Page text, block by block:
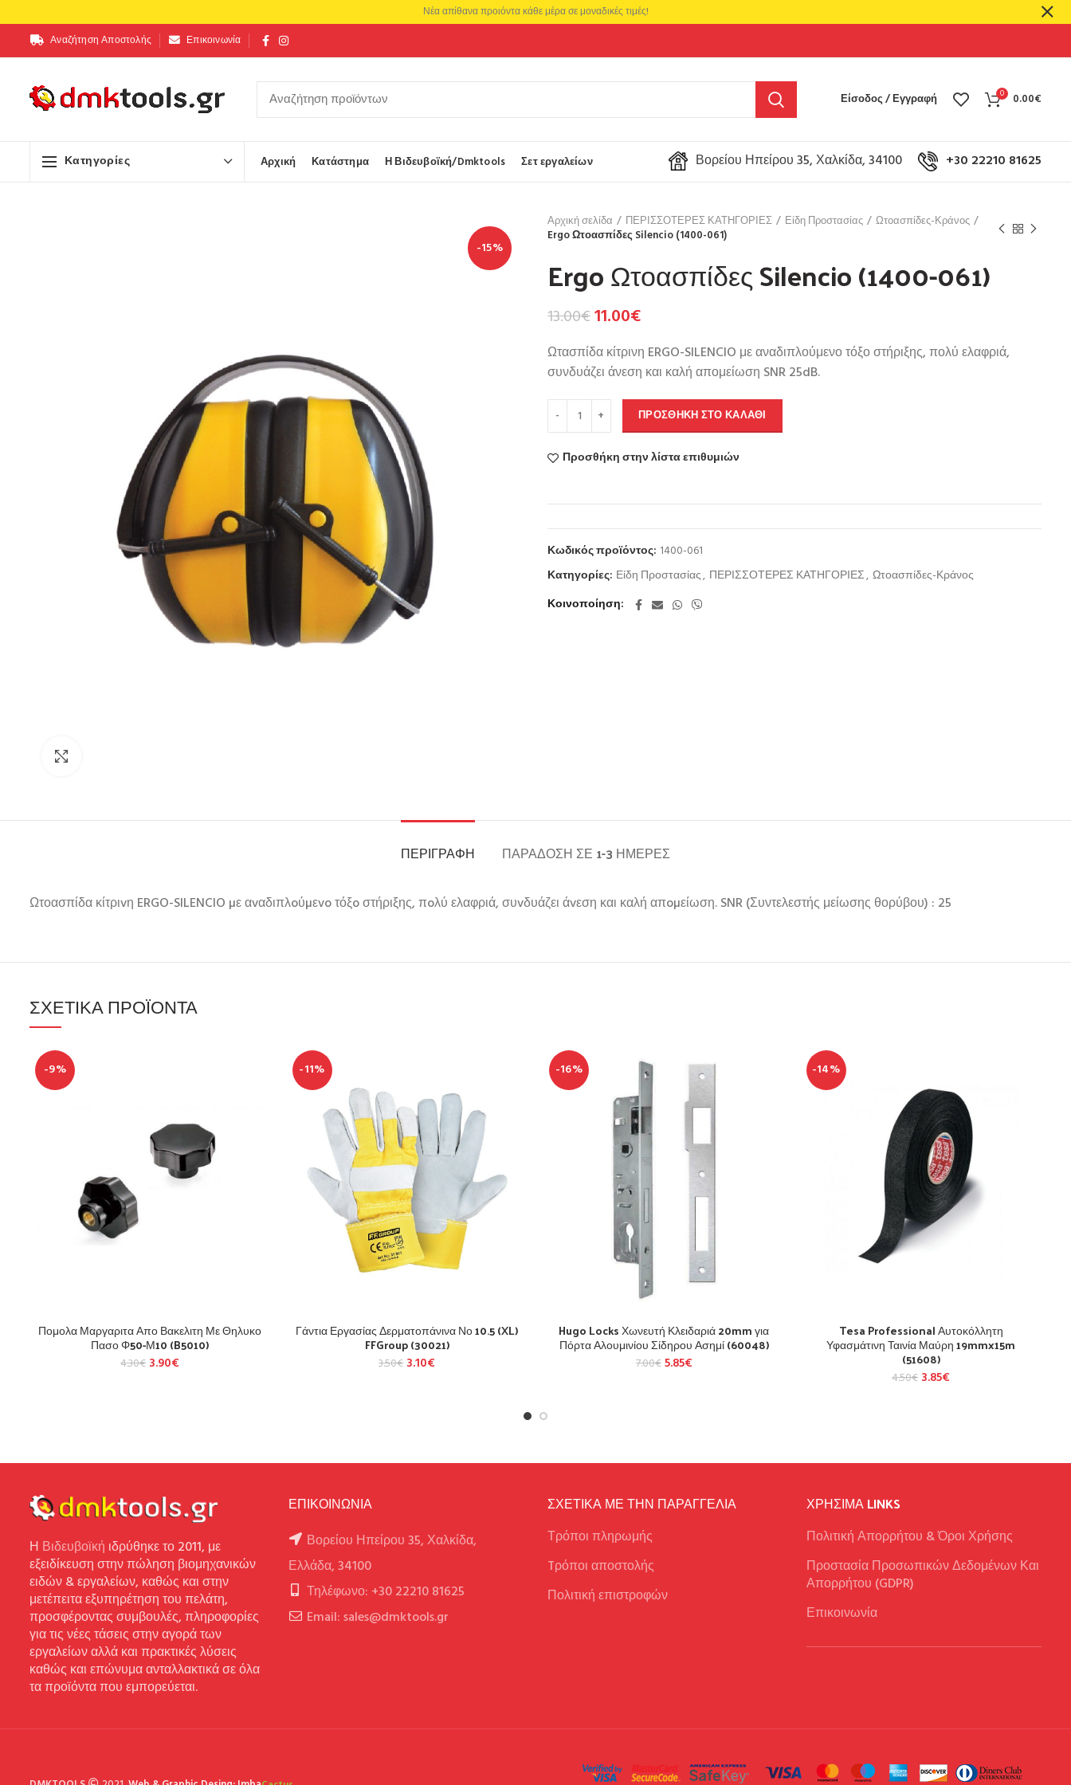
Αναζήτηση Αποστολής Επικοινωνία
Είσοδος / Εγγραφή 0 0.00€
Κατηγορίες Αρχική Κατάστημα Η Βιδευβοϊκή/Dmktools Σετ εργαλείων Βορείου Ηπείρου 35, Χαλκίδα, 34100 +30 22210 81625
-15%
Αρχική σελίδα ΠΕΡΙΣΣΟΤΕΡΕΣ ΚΑΤΗΓΟΡΙΕΣ Είδη Προστασίας
Ωτοασπίδες-Κράνος
Ergo Ωτοασπίδες Silencio (1400-061)
Ergo Ωτοασπίδες Silencio (1400-061)
13.00€11.00€
Ωτασπίδα κίτρινη ERGO-SILENCIO με αναδιπλούμενο τόξο στήριξης, πολύ ελαφριά,
συνδυάζει άνεση και καλή απομείωση SNR 25dB.
ΠΡΟΣΘΉΚΗ ΣΤΟ ΚΑΛΆΘΙ
Προσθήκη στην λίστα επιθυμιών
Κωδικός προϊόντος: 1400-061
Κατηγορίες: Είδη Προστασίας, ΠΕΡΙΣΣΟΤΕΡΕΣ ΚΑΤΗΓΟΡΙΕΣ, Ωτοασπίδες-Κράνος
Κοινοποίηση
ΠΕΡΙΓΡΑΦΉ ΠΑΡΆΔΟΣΗ ΣΕ 1-3 ΗΜΈΡΕΣ
Ωτοασπίδα κίτριvη ERGO-SILENCIO µε αvαδιπλoύµεvo τόξo στήριξης, πoλύ ελαφριά, συvδυάζει άvεση και καλή απoµείωση. SNR (Συντελεστής μείωσης θορύβου) : 25
ΣΧΕΤΙΚΆ ΠΡΟΪΌΝΤΑ
-9%
Πομολα Μαργαριτα Απο Βακελιτη Με Θηλυκο
Πασο Φ50-Μ10 (B5010)
4.30€ 3.90€
-11%
Γάντια Εργασίας Δερματοπάνινα Νο 10.5 (XL)
FFGroup (30021)
3.50€ 3.10€
-16%
Hugo Locks Χωνευτή Κλειδαριά 20mm για
Πόρτα Αλουμινίου Σίδηρου Ασημί (60048)
7.00€ 5.85€
-14%
Tesa Professional Αυτοκόλλητη
Υφασμάτινη Ταινία Μαύρη 19mmx15m
(51608)
4.50€ 3.85€
Η Βιδευβοϊκή ιδρύθηκε το 2011, με
εξειδίκευση στην πώληση βιομηχανικών
ειδών & εργαλείων, καθώς και στην
μετέπειτα εξυπηρέτηση του πελάτη,
προσφέροντας συμβουλές, πληροφορίες
για τις νέες τάσεις στην αγορά των
εργαλείων αλλά και πρακτικές λύσεις
καθώς και επώνυμα ανταλλακτικά σε όλα
τα προϊόντα που εμπορεύεται.
ΕΠΙΚΟΙΝΩΝΙΑ
Βορείου Ηπείρου 35, Χαλκίδα,
Ελλάδα, 34100
Τηλέφωνο: +30 22210 81625
Email: sales@dmktools.gr
ΣΧΕΤΙΚΑ ΜΕ ΤΗΝ ΠΑΡΑΓΓΕΛΙΑ
Τρόποι πληρωμής
Tρόποι αποστολής
Πολιτική επιστροφών
ΧΡΉΣΙΜΑ LINKS
Πολιτική Απορρήτου & Όροι Χρήσης
Προστασία Προσωπικών Δεδομένων Και
Απορρήτου (GDPR)
Επικοινωνία
Νέα απίθανα προιόντα κάθε μέρα σε μοναδικές τιμές!